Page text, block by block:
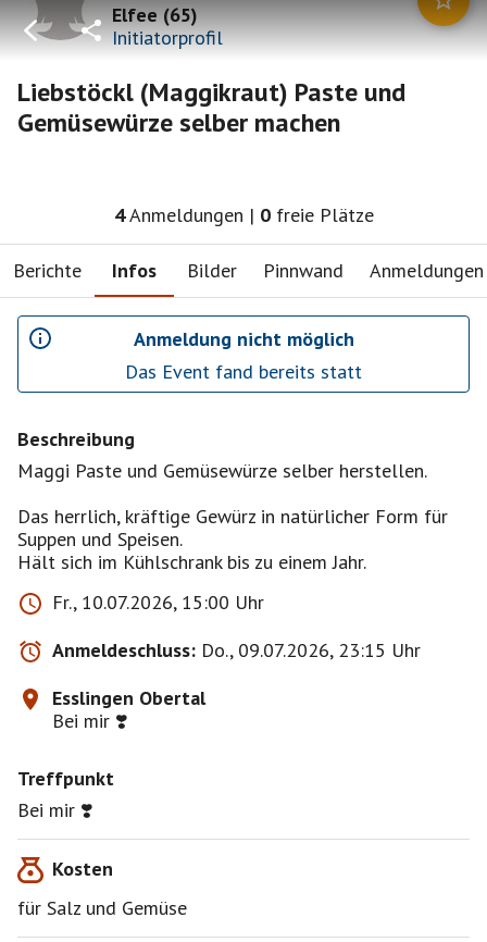
Elfee(65)
Initiatorprofil
Liebstöckl (Maggikraut) Paste und
Gemüsewürze selber machen
4Anmeldungen | 0 freie Plätze
Berichte Infos Bilder Pinnwand Anmeldungen
Anmeldung nicht möglich
Das Event fand bereits statt
Beschreibung
Maggi Paste und Gemüsewürze selber herstellen.
Das herrlich, kräftige Gewürz in natürlicher Form für
Suppen und Speisen.
Hält sich im Kühlschrank bis zu einem Jahr.
Fr., 10.07.2026, 15:00 Uhr
Anmeldeschluss: Do., 09.07.2026, 23:15 Uhr
Esslingen Obertal
Bei mir ❣️
Treffpunkt
Bei mir ❣️
Kosten
für Salz und Gemüse